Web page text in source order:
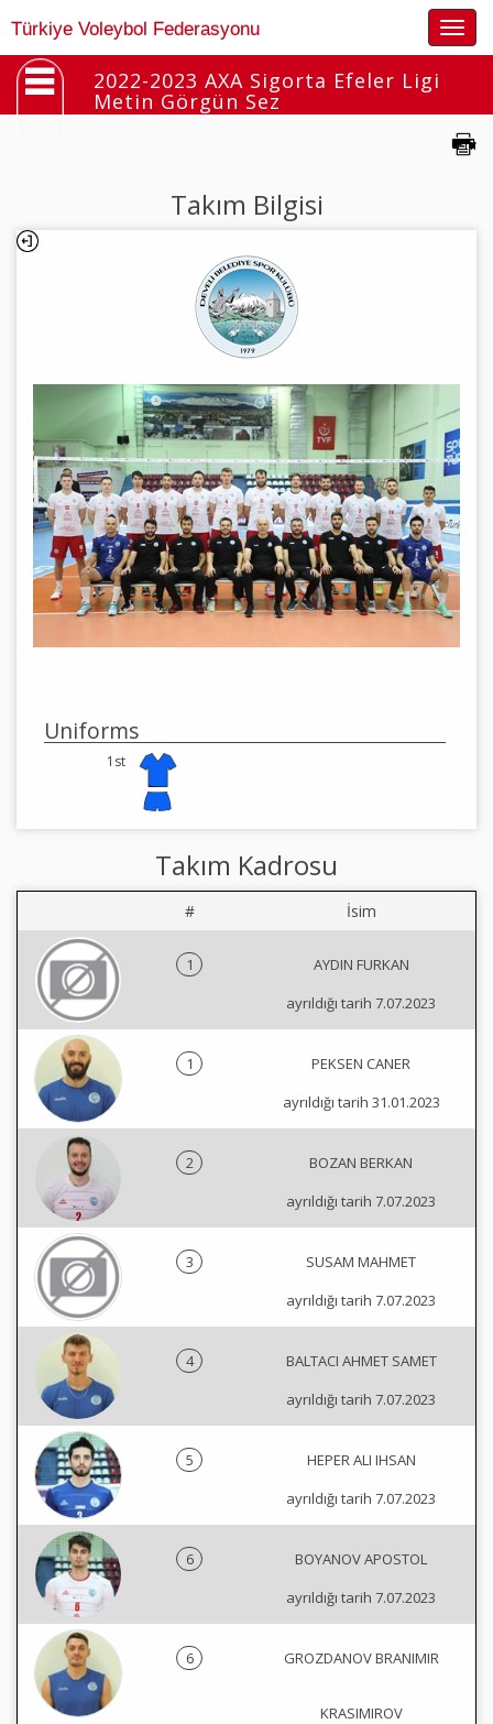
Türkiye Voleybol Federasyonu
2022-2023 AXA Sigorta Efeler Ligi
Metin Görgün Sez
Takım Bilgisi
Uniforms
1st
Takım Kadrosu
# İsim
1
AYDIN FURKAN
ayrıldığı tarih 7.07.2023
1
PEKSEN CANER
ayrıldığı tarih 31.01.2023
2
BOZAN BERKAN
ayrıldığı tarih 7.07.2023
3
SUSAM MAHMET
ayrıldığı tarih 7.07.2023
4
BALTACI AHMET SAMET
ayrıldığı tarih 7.07.2023
5
HEPER ALI IHSAN
ayrıldığı tarih 7.07.2023
6
BOYANOV APOSTOL
ayrıldığı tarih 7.07.2023
6 GROZDANOV BRANIMIR
KRASIMIROV